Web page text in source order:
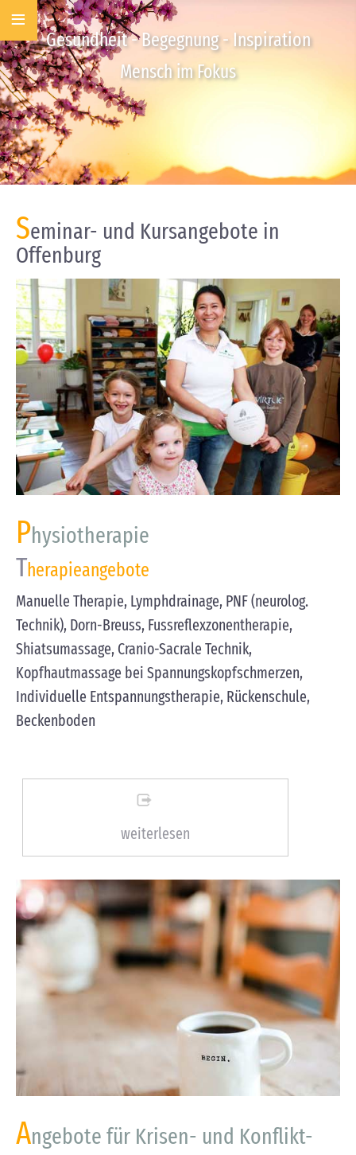
≡
Gesundheit - Begegnung - Inspiration
Mensch im Fokus
Seminar- und Kursangebote in
Offenburg
Physiotherapie
Therapieangebote
Manuelle Therapie, Lymphdrainage, PNF (neurolog.
Technik), Dorn-Breuss, Fussreflexzonentherapie,
Shiatsumassage, Cranio-Sacrale Technik,
Kopfhautmassage bei Spannungskopfschmerzen,
Individuelle Entspannungstherapie, Rückenschule,
Beckenboden
weiterlesen
Angebote für Krisen- und Konflikt-